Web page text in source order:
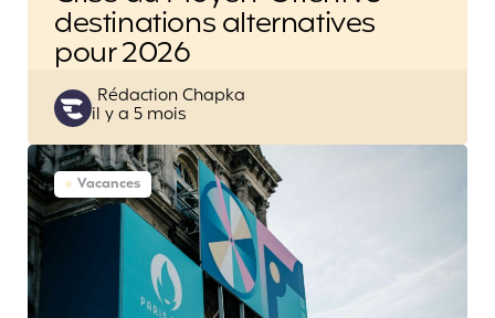
destinations alternatives
pour 2026
Posted
by
Rédaction Chapka
il y a 5 mois
Vacances